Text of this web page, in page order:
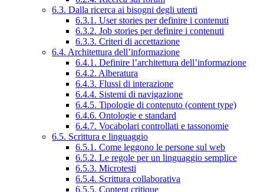
6.3. Dalla ricerca ai bisogni degli utenti
6.3.1. User stories per definire i contenuti
6.3.2. Job stories per definire i contenuti
6.3.3. Criteri di accettazione
6.4. Architettura dell’informazione
6.4.1. Definire l’architettura dell’informazione
6.4.2. Alberatura
6.4.3. Flussi di interazione
6.4.4. Sistemi di navigazione
6.4.5. Tipologie di contenuto (content type)
6.4.6. Ontologie e standard
6.4.7. Vocabolari controllati e tassonomie
6.5. Scrittura e linguaggio
6.5.1. Come leggono le persone sul web
6.5.2. Le regole per un linguaggio semplice
6.5.3. Microtesti
6.5.4. Scrittura collaborativa
6.5.5. Content critique